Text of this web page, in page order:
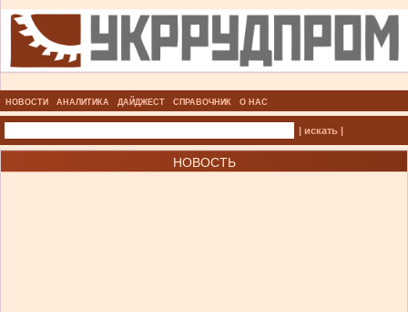
НОВОСТИ АНАЛИТИКА ДАЙДЖЕСТ СПРАВОЧНИК О НАС
| искать |
НОВОСТЬ